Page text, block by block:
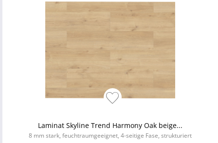
Laminat Skyline Trend Harmony Oak beige...
8 mm stark, feuchtraumgeeignet, 4-seitige Fase, strukturiert